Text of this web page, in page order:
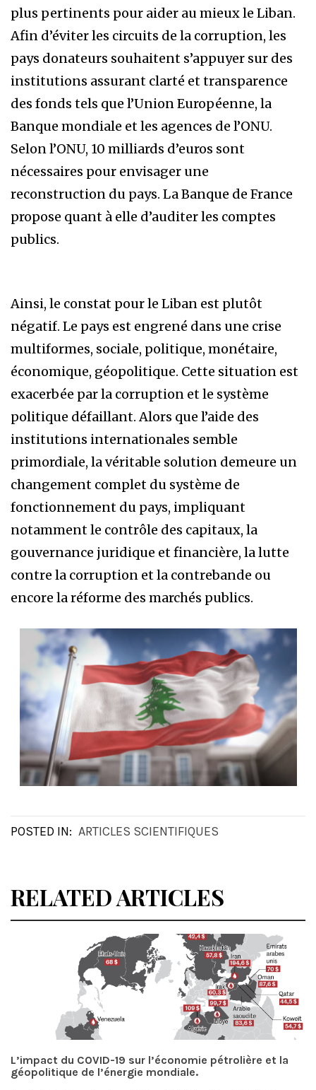
plus pertinents pour aider au mieux le Liban.
Afin d’éviter les circuits de la corruption, les
pays donateurs souhaitent s’appuyer sur des
institutions assurant clarté et transparence
des fonds tels que l’Union Européenne, la
Banque mondiale et les agences de l’ONU.
Selon l’ONU, 10 milliards d’euros sont
nécessaires pour envisager une
reconstruction du pays. La Banque de France
propose quant à elle d’auditer les comptes
publics.
Ainsi, le constat pour le Liban est plutôt
négatif. Le pays est engrené dans une crise
multiformes, sociale, politique, monétaire,
économique, géopolitique. Cette situation est
exacerbée par la corruption et le système
politique défaillant. Alors que l’aide des
institutions internationales semble
primordiale, la véritable solution demeure un
changement complet du système de
fonctionnement du pays, impliquant
notamment le contrôle des capitaux, la
gouvernance juridique et financière, la lutte
contre la corruption et la contrebande ou
encore la réforme des marchés publics.
POSTED IN: ARTICLES SCIENTIFIQUES
RELATED ARTICLES
L’impact du COVID-19 sur l’économie pétrolière et la
géopolitique de l’énergie mondiale.